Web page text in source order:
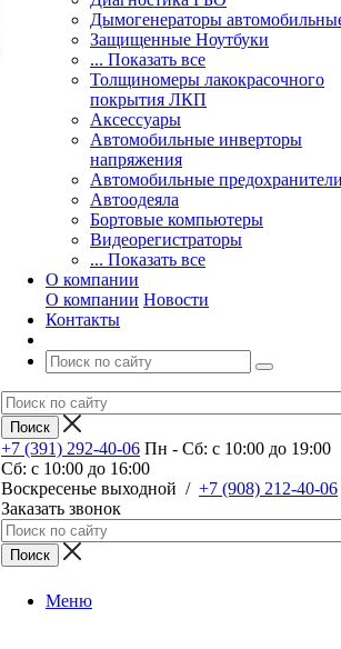
Дымогенераторы
Защищенные Ноутбуки
... Показать все
Толщиномеры лакокрасочного
покрытия ЛКП
Аксессуары
Автомобильные инверторы
напряжения
Автомобильные
Автоодеяла
Бортовые компьютеры
Видеорегистраторы
... Показать все
О компании
О компании Новости
Контакты
+7 (391) 292-40-06 Пн - Сб: c 10:00 до 19:00
Сб: c 10:00 до 16:00
​Воскресенье выходной / +7 (908) 212-40-06
Заказать звонок
Меню